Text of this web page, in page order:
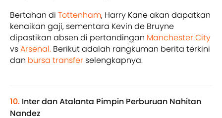
Bertahan di Tottenham, Harry Kane akan dapatkan
kenaikan gaji, sementara Kevin de Bruyne
dipastikan absen di pertandingan Manchester City
vsArsenal. Berikut adalah rangkuman berita terkini
dan bursa transfer selengkapnya.
10. Inter dan Atalanta Pimpin Perburuan Nahitan
Nandez